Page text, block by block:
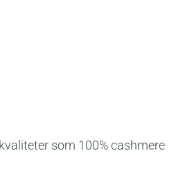
som 100% cashmere